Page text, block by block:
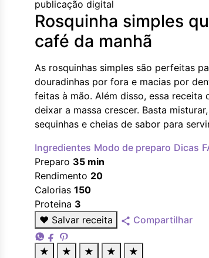
publicação digital
Rosquinha simples
café da manhã
As rosquinhas simples são perfeitas
douradinhas por fora e macias por
feitas à mão. Além disso, essa receita
deixar a massa crescer. Basta
sequinhas e cheias de sabor para
Ingredientes Modo de preparo Dicas
Preparo 35 min
Rendimento 20
Calorias 150
Proteina 3
♥ Salvar receita Compartilhar
★ ★ ★ ★
★